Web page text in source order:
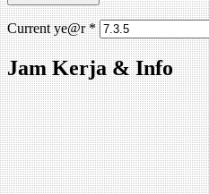
Current ye@r*
Jam Kerja & Info